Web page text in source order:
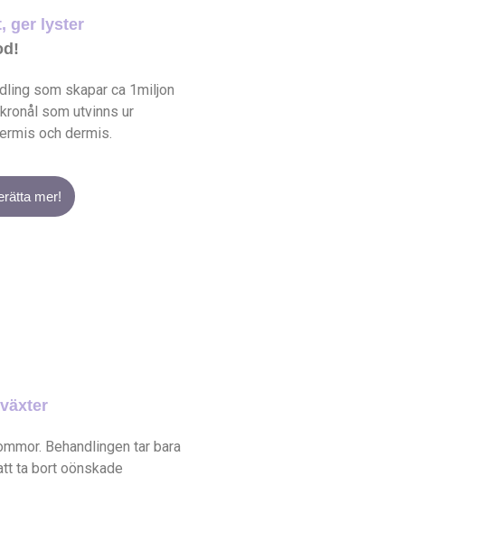
ger lyster
som skapar ca 1miljon
som utvinns ur
och dermis.
mer!
Behandlingen tar bara
ta bort oönskade